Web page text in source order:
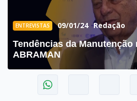
ENTREVISTAS 09/01/24 Redação
Tendências da Manutenção
ABRAMAN